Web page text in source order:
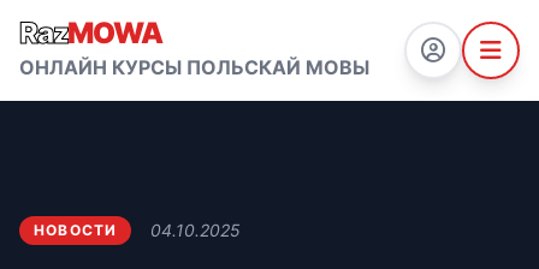
RazMOWA
ОНЛАЙН КУРСЫ ПОЛЬСКАЙ МОВЫ
НОВОСТИ 04.10.2025